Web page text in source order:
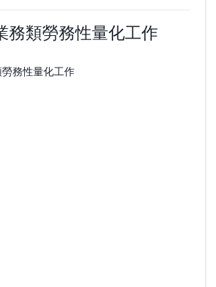
務類勞務性量化工作
務性量化工作